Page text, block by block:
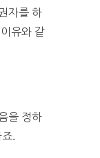
자를 하
유와 같
을 정하
.